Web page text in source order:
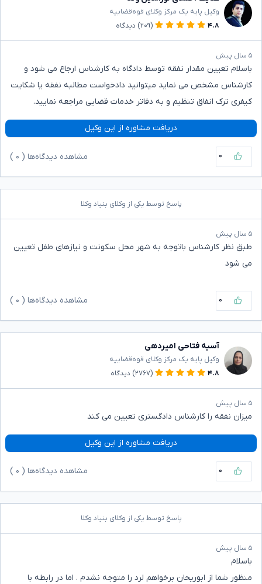
وکیل پایه یک مرکز وکلای قوه‌قضاییه
۴.۸
(۲۰۹) دیدگاه
۵ سال پیش
باسلام تعیین مقدار نفقه توسط دادگاه به کارشناس ارجاع می شود و
کارشناس مشخص می نماید میتوانید دادخواست مطالبه نفقه یا شکایت
کیفری ترک انفاق تنظیم و به دفاتر خدمات قضایی مراجعه نمایید.
دریافت مشاوره از این وکیل
۰ مشاهده دیدگاه‌ها ( ۰
پاسخ توسط یکی از وکلای بنیاد وکلا
۵ سال پیش
طبق نظر کارشناس باتوجه به شهر محل سکونت و نیازهای طفل تعیین
می شود
۰ مشاهده دیدگاه‌ها ( ۰
آسیه فتاحی امیردهی
وکیل پایه یک مرکز وکلای قوه‌قضاییه
۴.۸
(۲۷۶۷) دیدگاه
۵ سال پیش
میزان نفقه را کارشناس دادگستری تعیین می کند
دریافت مشاوره از این وکیل
۰ مشاهده دیدگاه‌ها ( ۰
پاسخ توسط یکی از وکلای بنیاد وکلا
۵ سال پیش
باسلام
منظور شما از ابوریحان برخواهم لرد را متوجه نشدم . اما در رابطه با